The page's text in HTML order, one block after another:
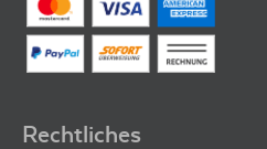
Rechtliches